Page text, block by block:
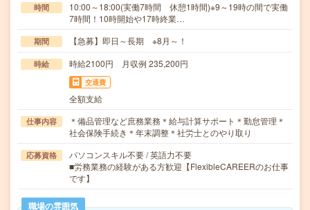
時間
10:00～18:00(実働7時間 休憩1時間)※9～19時の間で実働
7時間！10時開始や17時終業…
期間 【急募】即日～長期 ※8月～！
時給 時給2100円 月収例 235,200円
交通費
全額支給
仕事内容
＊備品管理など庶務業務＊給与計算サポート＊勤怠管理＊
社会保険手続き＊年末調整＊社労士とのやり取り
応募資格
パソコンスキル不要 / 英語力不要
■労務業務の経験がある方歓迎【FlexibleCAREERのお仕事
です】
職場の雰囲気